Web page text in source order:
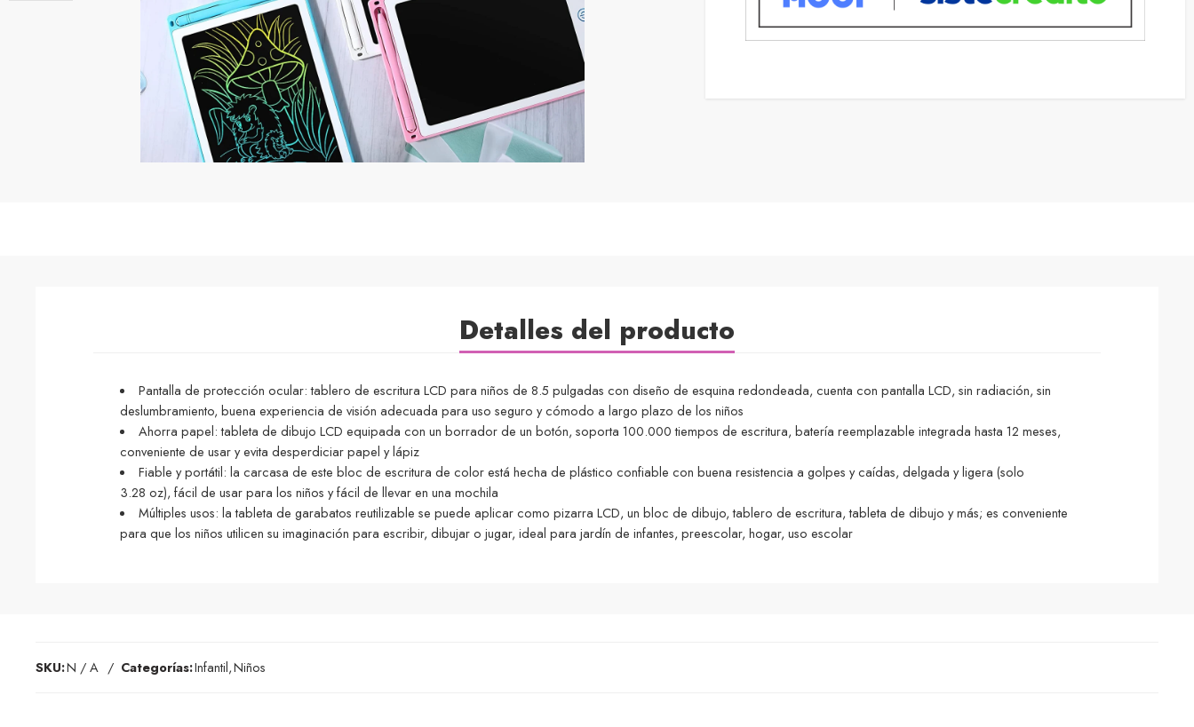
Detalles del producto
Pantalla de protección ocular: tablero de escritura LCD para niños de 8.5 pulgadas con diseño de esquina redondeada, cuenta con pantalla LCD, sin radiación, sin
deslumbramiento, buena experiencia de visión adecuada para uso seguro y cómodo a largo plazo de los niños
Ahorra papel: tableta de dibujo LCD equipada con un borrador de un botón, soporta 100.000 tiempos de escritura, batería reemplazable integrada hasta 12 meses,
conveniente de usar y evita desperdiciar papel y lápiz
Fiable y portátil: la carcasa de este bloc de escritura de color está hecha de plástico confiable con buena resistencia a golpes y caídas, delgada y ligera (solo
3.28 oz), fácil de usar para los niños y fácil de llevar en una mochila
Múltiples usos: la tableta de garabatos reutilizable se puede aplicar como pizarra LCD, un bloc de dibujo, tablero de escritura, tableta de dibujo y más; es conveniente
para que los niños utilicen su imaginación para escribir, dibujar o jugar, ideal para jardín de infantes, preescolar, hogar, uso escolar
SKU:N / A Categorías:Infantil,Niños